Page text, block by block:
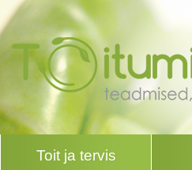
Toit ja tervis